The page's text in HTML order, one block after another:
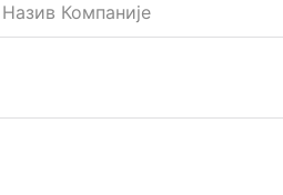
Назив Компаније